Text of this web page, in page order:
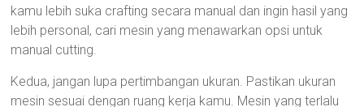
kamu lebih suka crafting secara manual dan ingin hasil yang
lebih personal, cari mesin yang menawarkan opsi untuk
manual cutting.
Kedua, jangan lupa pertimbangan ukuran. Pastikan ukuran
mesin sesuai dengan ruang kerja kamu. Mesin yang terlalu